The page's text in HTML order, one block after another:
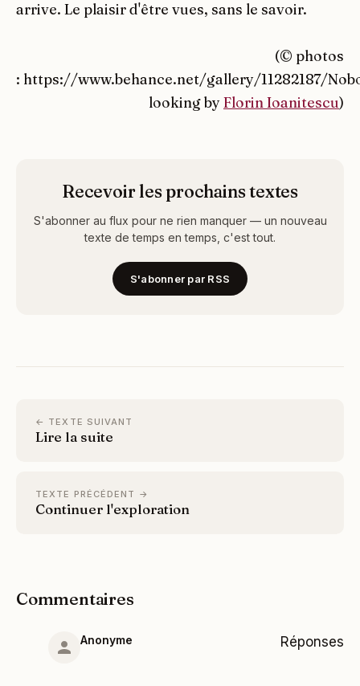
arrive. Le plaisir d'être vues, sans le savoir.
(© photos
: https://www.behance.net/gallery/11282187/
looking byFlorin Ioanitescu)
Recevoir les prochains textes
S'abonner au flux pour ne rien manquer — un nouveau
texte de temps en temps, c'est tout.
S'abonner par RSS
← TEXTE SUIVANT
Lire la suite
TEXTE PRÉCÉDENT →
Continuer l'exploration
Commentaires
Anonyme Réponses